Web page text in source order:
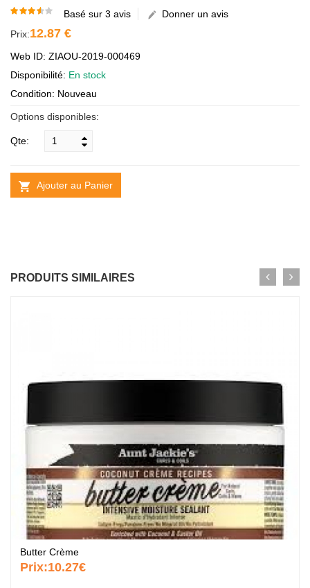
Basé sur 3 avis
Donner un avis
Prix:12.87 €
Web ID: ZIAOU-2019-000469
Disponibilité: En stock
Condition: Nouveau
Options disponibles:
Qte:
Ajouter au Panier
PRODUITS SIMILAIRES
Butter Crème
Prix:10.27€